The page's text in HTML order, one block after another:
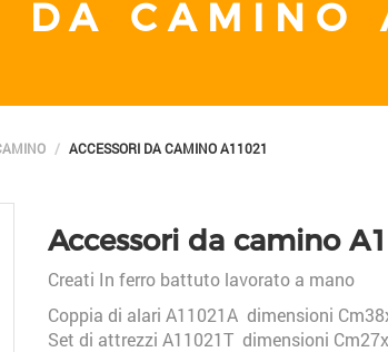
DA CAMINO
ACCESSORI DA CAMINO A11021
Accessori da camino
Creati In ferro battuto lavorato a mano
Coppia di alari A11021A dimensioni
Set di attrezzi A11021T dimensioni